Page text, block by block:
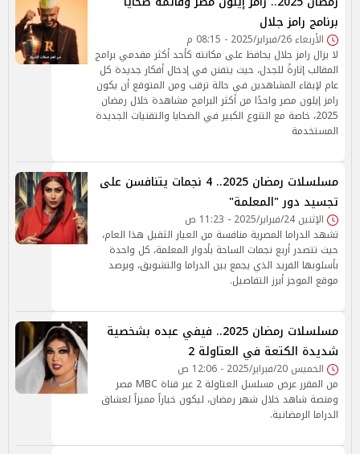
برنامج رامز جلال
الأربعاء 26/فبراير/2025 - 08:15 م
لا يزال رامز جلال يحافظ على مكانته كأحد أكثر مقدمي برامج
المقالب إثارةً للجدل، حيث يتفنن في إدخال أفكار جديدة كل
عام لإبقاء المشاهدين في حالة ترقب ومن المتوقع أن يكون
رامز إيلون مصر واحدًا من أكثر البرامج مشاهدة خلال رمضان
2025، خاصة مع التنوع الكبير في الضحايا والتقنيات الجديدة
المستخدمة
مسلسلات رمضان 2025.. 4 نجمات يتنافسن على
تجسيد دور "المعلمة"
الإثنين 24/فبراير/2025 - 11:23 ص
تشهد الدراما المصرية منافسة من العيار الثقيل هذا العام،
حيث تتصدر أربع نجمات الساحة بأدوار المعلمة، كل واحدة
بأسلوبها الفريد الذي يجمع بين الدراما والتشويق، ويرصد
موقع الموجز أبرز التفاصيل.
مسلسلات رمضان 2025.. فيفي عبده بشخصية
شديدة الكتعة في العتاولة 2
الخميس 20/فبراير/2025 - 12:06 ص
من المقرر عرض مسلسل العتاولة 2 عبر قناة MBC مصر
ومنصة شاهد خلال شهر رمضان، ليكون خياراً مميزاً لعشاق
الدراما الرمضانية.